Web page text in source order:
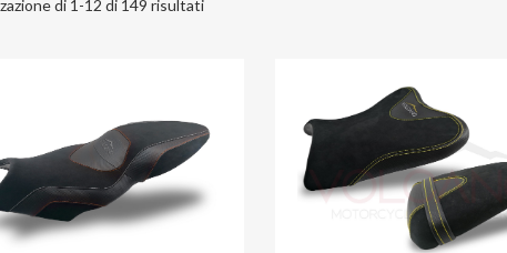
di 1-12 di 149 risultati
Aggiungi al confronto